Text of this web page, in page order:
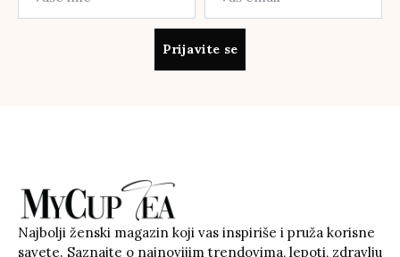
Prijavite se
Najbolji ženski magazin koji vas inspiriše i pruža korisne
savete. Saznajte o najnovijim trendovima, lepoti, zdravlju